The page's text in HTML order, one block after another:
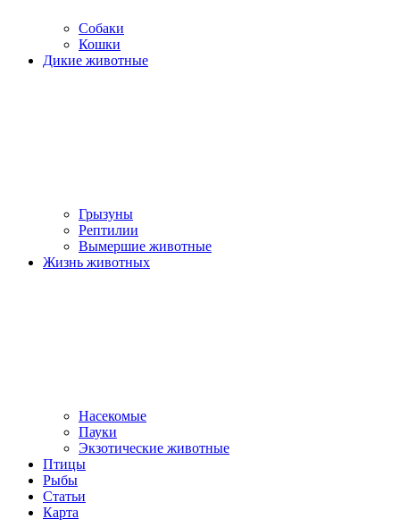
Собаки
Кошки
Дикие животные
Грызуны
Рептилии
Вымершие животные
Жизнь животных
Насекомые
Пауки
Экзотические животные
Птицы
Рыбы
Статьи
Карта